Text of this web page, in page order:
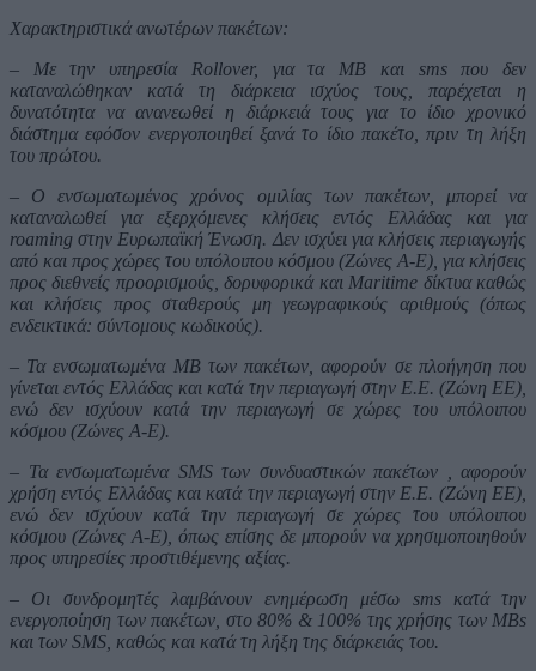
Χαρακτηριστικά ανωτέρων πακέτων:
– Με την υπηρεσία Rollover, για τα MB και sms που δεν
καταναλώθηκαν κατά τη διάρκεια ισχύος τους, παρέχεται η
δυνατότητα να ανανεωθεί η διάρκειά τους για το ίδιο χρονικό
διάστημα εφόσον ενεργοποιηθεί ξανά το ίδιο πακέτο, πριν τη λήξη
του πρώτου.
– Ο ενσωματωμένος χρόνος ομιλίας των πακέτων, μπορεί να
καταναλωθεί για εξερχόμενες κλήσεις εντός Ελλάδας και για
roaming στην Ευρωπαϊκή Ένωση. Δεν ισχύει για κλήσεις περιαγωγής
από και προς χώρες του υπόλοιπου κόσμου (Ζώνες A-E), για κλήσεις
προς διεθνείς προορισμούς, δορυφορικά και Maritime δίκτυα καθώς
και κλήσεις προς σταθερούς μη γεωγραφικούς αριθμούς (όπως
ενδεικτικά: σύντομους κωδικούς).
– Τα ενσωματωμένα MB των πακέτων, αφορούν σε πλοήγηση που
γίνεται εντός Ελλάδας και κατά την περιαγωγή στην Ε.Ε. (Ζώνη EE),
ενώ δεν ισχύουν κατά την περιαγωγή σε χώρες του υπόλοιπου
κόσμου (Ζώνες A-E).
– Τα ενσωματωμένα SMS των συνδυαστικών πακέτων , αφορούν
χρήση εντός Ελλάδας και κατά την περιαγωγή στην Ε.Ε. (Ζώνη EE),
ενώ δεν ισχύουν κατά την περιαγωγή σε χώρες του υπόλοιπου
κόσμου (Ζώνες A-E), όπως επίσης δε μπορούν να χρησιμοποιηθούν
προς υπηρεσίες προστιθέμενης αξίας.
– Οι συνδρομητές λαμβάνουν ενημέρωση μέσω sms κατά την
ενεργοποίηση των πακέτων, στο 80% & 100% της χρήσης των MBs
και των SMS, καθώς και κατά τη λήξη της διάρκειάς του.